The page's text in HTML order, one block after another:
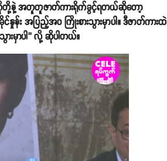
တို့နဲ့ အတူတူဇာတ်ကားရိုက်ခွင့်ရတယ်ဆိုတော့
န်း အပြည့်အဝ ကြိုးစားသွားမှာပါ။ ဒီဇာတ်ကားထဲ
မှာပါ’’ လို့ ဆိုပါတယ်။